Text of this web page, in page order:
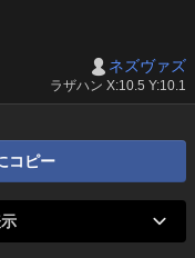
ネズヴァズ
ラザハン X:10.5 Y:10.1
コピー